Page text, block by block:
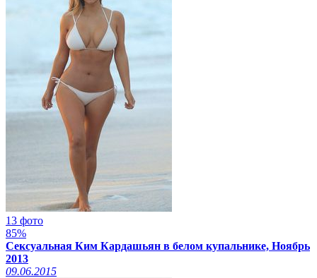
13 фото
85%
Сексуальная Ким Кардашьян в белом купальнике, Ноябрь
2013
09.06.2015